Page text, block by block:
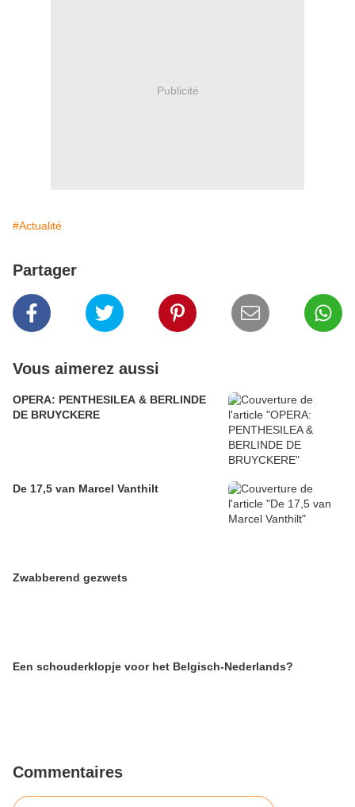
Publicité
#Actualité
Partager
Vous aimerez aussi
OPERA: PENTHESILEA & BERLINDE
DE BRUYCKERE
De 17,5 van Marcel Vanthilt
Zwabberend gezwets
Een schouderklopje voor het Belgisch-Nederlands?
Commentaires